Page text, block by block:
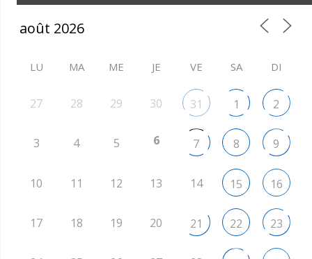
LU MA ME JE VE SA DI
27 28 29 30 31 1 2
3 4 5 6 7 8 9
10 11 12 13 14 15 16
17 18 19 20 21 22 23